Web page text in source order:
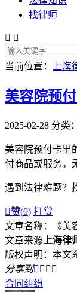
找律师
 
当前位置： 上海
美容院预
2025-02-28 分类：
美容院预付卡里
付商品或服务。
遇到法律难题？
赞(0) 打赏
文章名称：《美
文章来源 上海律
版权声明：本文
分享到   
合同纠纷